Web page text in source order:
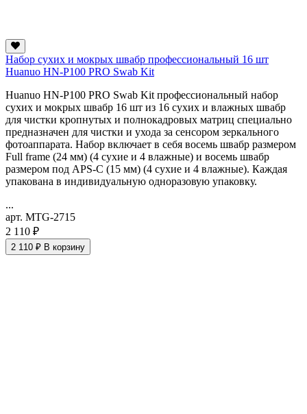
Набор сухих и мокрых швабр профессиональный 16 шт
Huanuo HN-P100 PRO Swab Kit
Huanuo HN-P100 PRO Swab Kit профессиональный набор
сухих и мокрых швабр 16 шт из 16 сухих и влажных швабр
для чистки кропнутых и полнокадровых матриц специально
предназначен для чистки и ухода за сенсором зеркального
фотоаппарата. Набор включает в себя восемь швабр размером
Full frame (24 мм) (4 сухие и 4 влажные) и восемь швабр
размером под APS-C (15 мм) (4 сухие и 4 влажные). Каждая
упакована в индивидуальную одноразовую упаковку.
...
арт. MTG-2715
2 110 ₽
2 110 ₽ В корзину